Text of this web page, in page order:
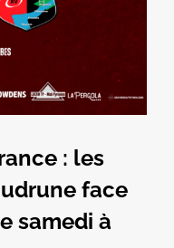
: les
face
samedi à